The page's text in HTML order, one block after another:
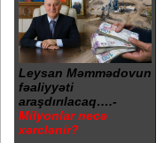
Leysan Məmmədovun
fəaliyyəti
araşdırılacaq….-
Milyonlar necə
xərclənir?